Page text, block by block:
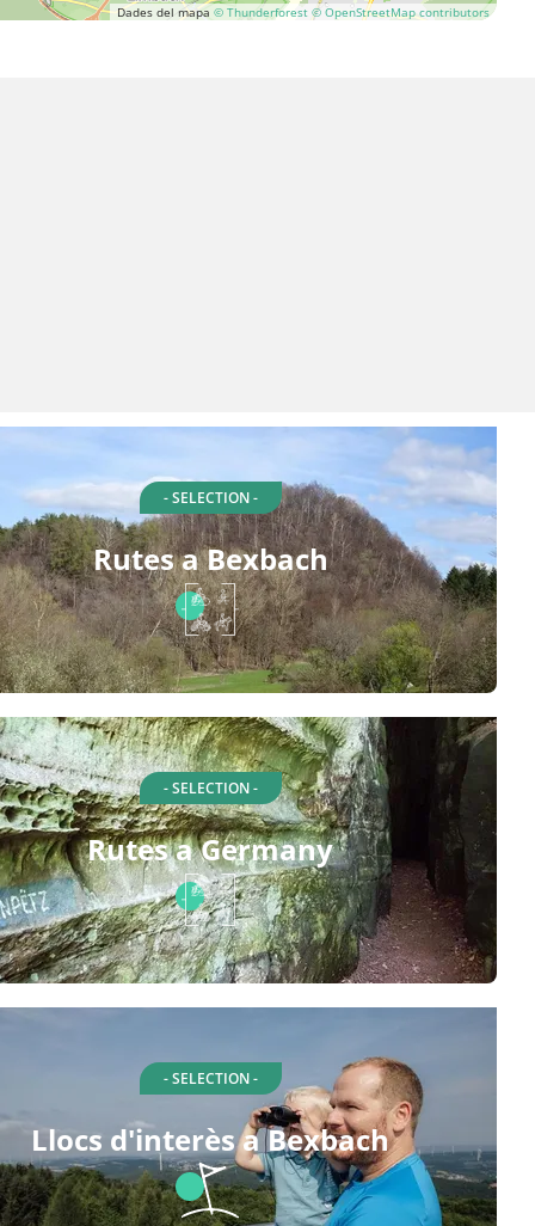
Dades del mapa © Thunderforest © OpenStreetMap contributors
- SELECTION -
Rutes a Bexbach
- SELECTION -
Rutes a Germany
- SELECTION -
Llocs d'interès a Bexbach